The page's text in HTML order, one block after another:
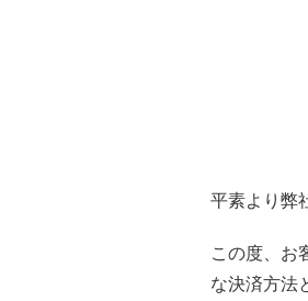
平素より弊
この度、お
な決済方法